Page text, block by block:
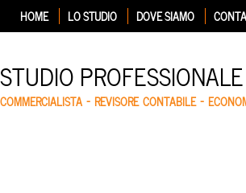
HOME LO STUDIO DOVE SIAMO
STUDIO
COMMERCIALISTA – REVISORE CONTABILE –